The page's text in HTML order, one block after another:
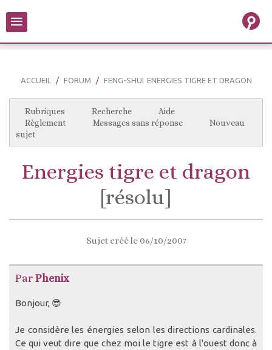
≡
ACCUEIL FORUM FENG-SHUI ENERGIES TIGRE ET DRAGON
Rubriques Recherche
Aide
Règlement
Messages sans réponse
Nouveau
sujet
Energies tigre et dragon
[résolu]
Sujet créé le 06/10/2007
Par Phenix
Bonjour, 😎
Je considère les énergies selon les directions cardinales.
Ce qui veut dire que chez moi le tigre est à l'ouest donc à